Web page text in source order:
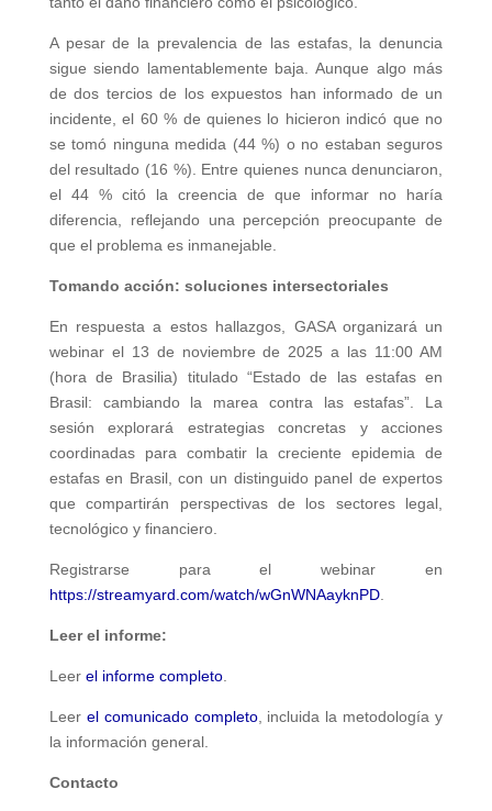
A pesar de la prevalencia de las estafas, la denuncia
sigue siendo lamentablemente baja. Aunque algo más
de dos tercios de los expuestos han informado de un
incidente, el 60 % de quienes lo hicieron indicó que no
se tomó ninguna medida (44 %) o no estaban seguros
del resultado (16 %). Entre quienes nunca denunciaron,
el 44 % citó la creencia de que informar no haría
diferencia, reflejando una percepción preocupante de
que el problema es inmanejable.
Tomando acción: soluciones intersectoriales
En respuesta a estos hallazgos, GASA organizará un
webinar el 13 de noviembre de 2025 a las 11:00 AM
(hora de Brasilia) titulado “Estado de las estafas en
Brasil: cambiando la marea contra las estafas”. La
sesión explorará estrategias concretas y acciones
coordinadas para combatir la creciente epidemia de
estafas en Brasil, con un distinguido panel de expertos
que compartirán perspectivas de los sectores legal,
tecnológico y financiero.
Registrarse para el webinar en
https://streamyard.com/watch/wGnWNAayknPD.
Leer el informe:
Leer el informe completo.
Leer el comunicado completo, incluida la metodología y
la información general.
Contacto